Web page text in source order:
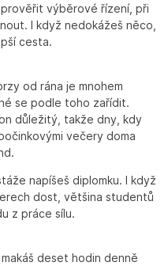
výběrové řízení, při
I když nedokážeš něco,
cesta.
od rána je mnohem
se podle toho zařídit.
důležitý, takže dny, kdy
večery doma
napíšeš diplomku. I když
dost, většina studentů
z práce sílu.
deset hodin denně